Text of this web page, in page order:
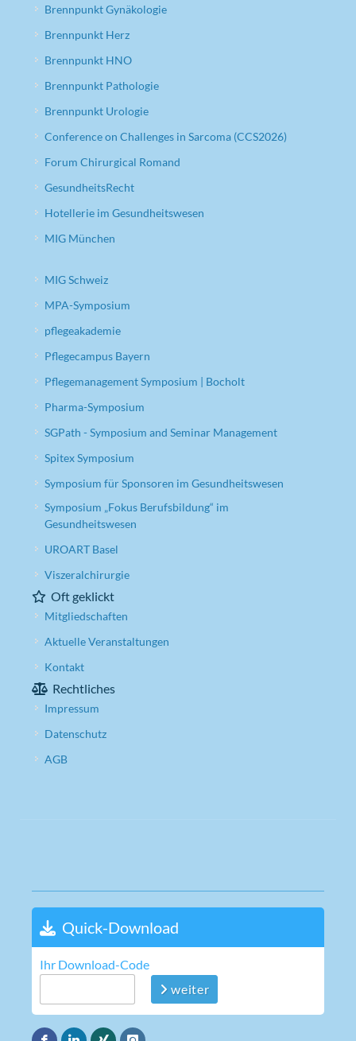
Brennpunkt Gynäkologie
Brennpunkt Herz
Brennpunkt HNO
Brennpunkt Pathologie
Brennpunkt Urologie
Conference on Challenges in Sarcoma (CCS2026)
Forum Chirurgical Romand
GesundheitsRecht
Hotellerie im Gesundheitswesen
MIG München
MIG Schweiz
MPA-Symposium
pflegeakademie
Pflegecampus Bayern
Pflegemanagement Symposium | Bocholt
Pharma-Symposium
SGPath - Symposium and Seminar Management
Spitex Symposium
Symposium für Sponsoren im Gesundheitswesen
Symposium „Fokus Berufsbildung“ im
Gesundheitswesen
UROART Basel
Viszeralchirurgie
Oft geklickt
Mitgliedschaften
Aktuelle Veranstaltungen
Kontakt
Rechtliches
Impressum
Datenschutz
AGB
Quick-Download
Ihr Download-Code
weiter